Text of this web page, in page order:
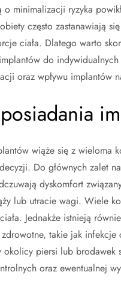
minimalizacji ryzyka
często zastanawiają
ciała. Dlatego warto
do
oraz wpływu implantów
wiąże się z wieloma
Do głównych zalet
dyskomfort
lub utracie wagi. Wiele
Jednakże istnieją
takie jak
piersi lub brodawek
oraz ewentualnej